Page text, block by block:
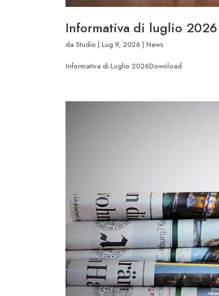
Informativa di luglio 2026
daStudio Lug 9, 2026 News
Informativa di Luglio 2026Download